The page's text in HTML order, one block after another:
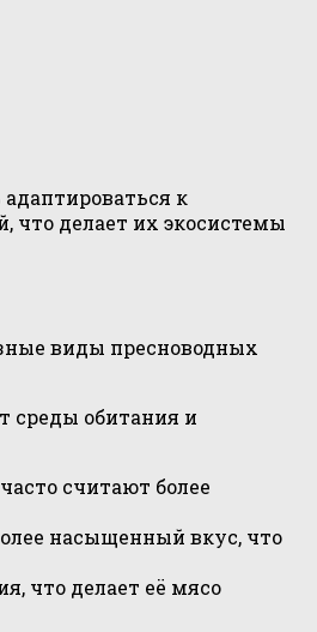
к
делает их экосистемы
виды пресноводных
среды обитания и
считают более
насыщенный вкус, что
что делает её мясо